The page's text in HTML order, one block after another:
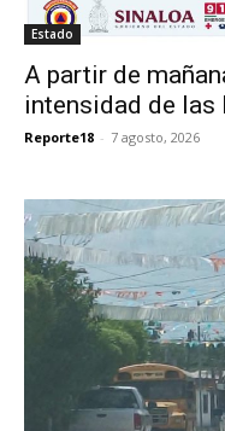
Estado
A partir de
intensidad de las
Reporte18 - 7 agosto, 2026